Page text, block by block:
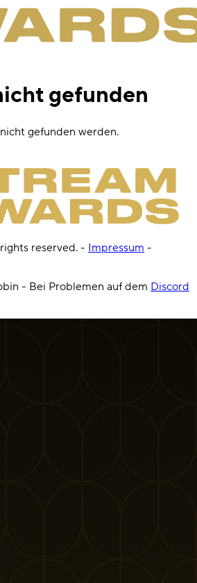
gefunden
gefunden werden.
reserved. - Impressum -
- Bei Problemen auf dem Discord